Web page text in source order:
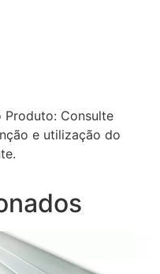
Produto: Consulte
e utilização do